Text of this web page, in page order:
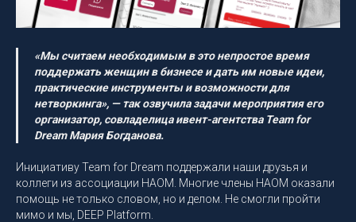
«Мы считаем необходимым в это непростое время
поддержать женщин в бизнесе и дать им новые идеи,
практические инструменты и возможности для
нетворкинга», — так озвучила задачи мероприятия его
организатор, совладелица ивент-агентства Team for
Dream Мария Богданова.
Инициативу Team for Dream поддержали наши друзья и
коллеги из ассоциации НАОМ. Многие члены НАОМ оказали
помощь не только словом, но и делом. Не смогли пройти
мимо и мы, DEEP Platform.